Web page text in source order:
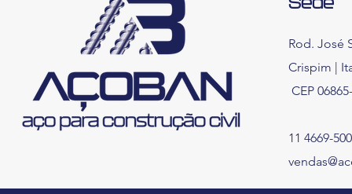
Rod. José
Crispim |
CEP
11 4669-